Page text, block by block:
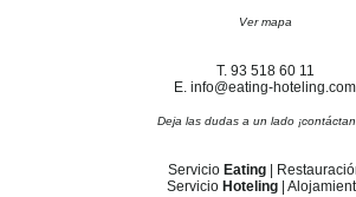
Ver mapa
T. 93 518 60 11
E. info@eating-hoteling.com
Deja las dudas a un lado
Servicio Eating|
Servicio Hoteling|